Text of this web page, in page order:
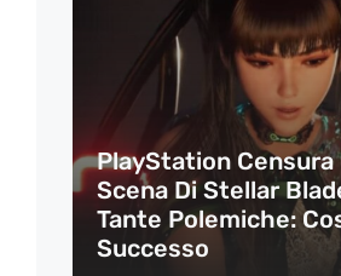
PlayStation Censura
Scena Di Stellar
Tante Polemiche:
Successo